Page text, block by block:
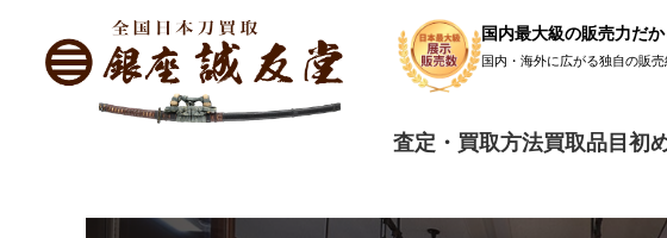
国内最大級の販売力だ
国内・海外に広がる独自の販
査定・買取方法買取品目初